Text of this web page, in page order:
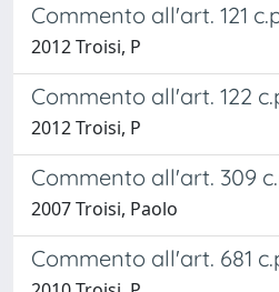
Commento all'art. 121
2012 Troisi, P
Commento all'art. 122
2012 Troisi, P
Commento all'art. 309
2007 Troisi, Paolo
Commento all'art. 681